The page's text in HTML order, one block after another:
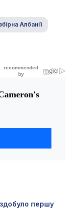
Албанії
першу